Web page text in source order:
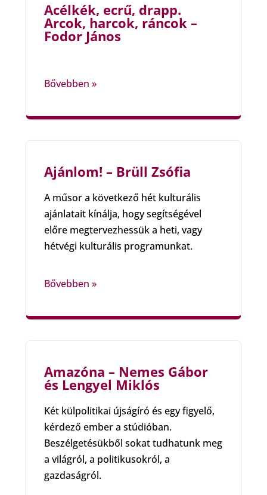
Acélkék, ecrű, drapp.
Arcok, harcok, ráncok –
Fodor János
Bővebben »
Ajánlom! – Brüll Zsófia
A műsor a következő hét kulturális
ajánlatait kínálja, hogy segítségével
előre megtervezhessük a heti, vagy
hétvégi kulturális programunkat.
Bővebben »
Amazóna – Nemes Gábor
és Lengyel Miklós
Két külpolitikai újságíró és egy figyelő,
kérdező ember a stúdióban.
Beszélgetésükből sokat tudhatunk meg
a világról, a politikusokról, a
gazdaságról.